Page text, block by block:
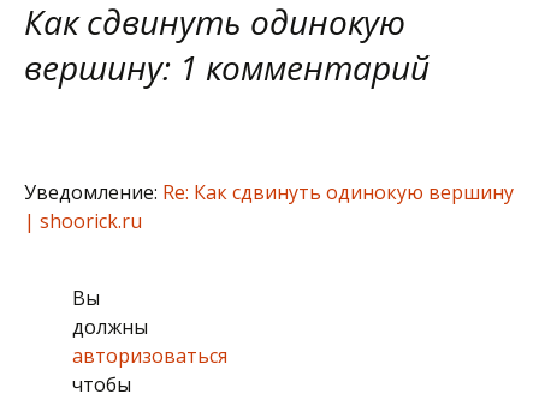
записям
Как сдвинуть одинокую
вершину: 1 комментарий
Уведомление: Re: Как сдвинуть одинокую вершину
| shoorick.ru
Вы
должны
авторизоваться
чтобы